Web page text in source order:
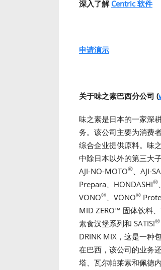
深入了解 Centric 软件
申请演示
关于味之素巴西分公司 (
味之素是日本的一家深
务。该公司主要为消费
综合企业提供原料。味
中除日本以外的第三大
AJI-NO-MOTO®、AJI-
Prepara、HONDASHI®
VONO®、VONO®
MID ZERO™ 固体饮料、
素食汉堡系列和 SATIS!®
DRINK MIX，这是一种
在巴西，该公司的业务
塔、瓦尔帕莱索和佩德